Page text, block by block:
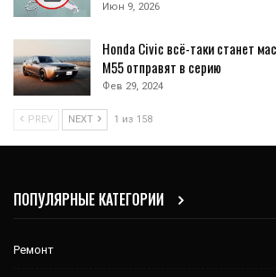
Июн 9, 2026
Honda Civic всё-таки станет
M55 отправят в серию
Фев 29, 2024
PREV NEXT 1 из 158
ПОПУЛЯРНЫЕ КАТЕГОРИИ
Ремонт